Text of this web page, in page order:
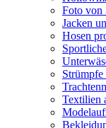
Foto von
Jacken
Hosen
Textilien